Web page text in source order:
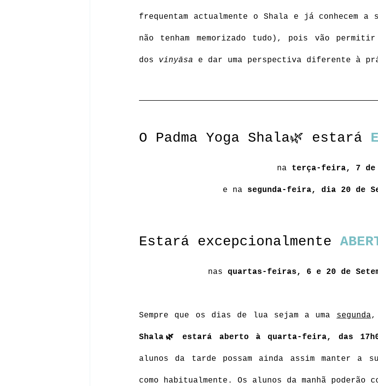
frequentam actualmente o Shala e já conhecem a
não tenham memorizado tudo), pois vão permitir
dos vinyāsa e dar uma perspectiva diferente à
O Padma Yoga Shala🌿 estará
na terça-feira, 7 de
e na segunda-feira, dia 20 de
Estará excepcionalmente
nas quartas-feiras, 6 e 20 de
Sempre que os dias de lua sejam a uma segunda,
Shala🌿 estará aberto à quarta-feira, das
alunos da tarde possam ainda assim manter a
como habitualmente. Os alunos da manhã poderão